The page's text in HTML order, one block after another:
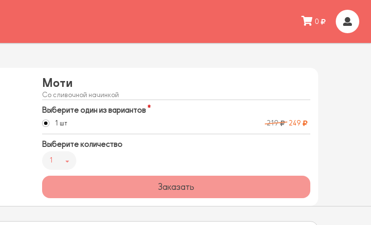
0
Моти
Со сливочной начинкой
Выберите один из вариантов
1 шт 219 249
Выберите количество
1
Заказать